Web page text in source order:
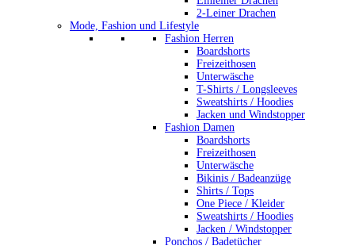
2-Leiner Drachen
Mode, Fashion und Lifestyle
Fashion Herren
Boardshorts
Freizeithosen
Unterwäsche
T-Shirts / Longsleeves
Sweatshirts / Hoodies
Jacken und Windstopper
Fashion Damen
Boardshorts
Freizeithosen
Unterwäsche
Bikinis / Badeanzüge
Shirts / Tops
One Piece / Kleider
Sweatshirts / Hoodies
Jacken / Windstopper
Ponchos / Badetücher